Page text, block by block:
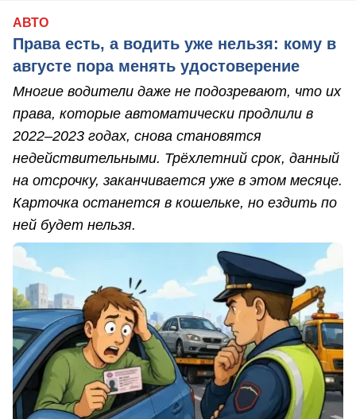
АВТО
Права есть, а водить уже нельзя: кому в
августе пора менять удостоверение
Многие водители даже не подозревают, что их
права, которые автоматически продлили в
2022–2023 годах, снова становятся
недействительными. Трёхлетний срок, данный
на отсрочку, заканчивается уже в этом месяце.
Карточка останется в кошельке, но ездить по
ней будет нельзя.